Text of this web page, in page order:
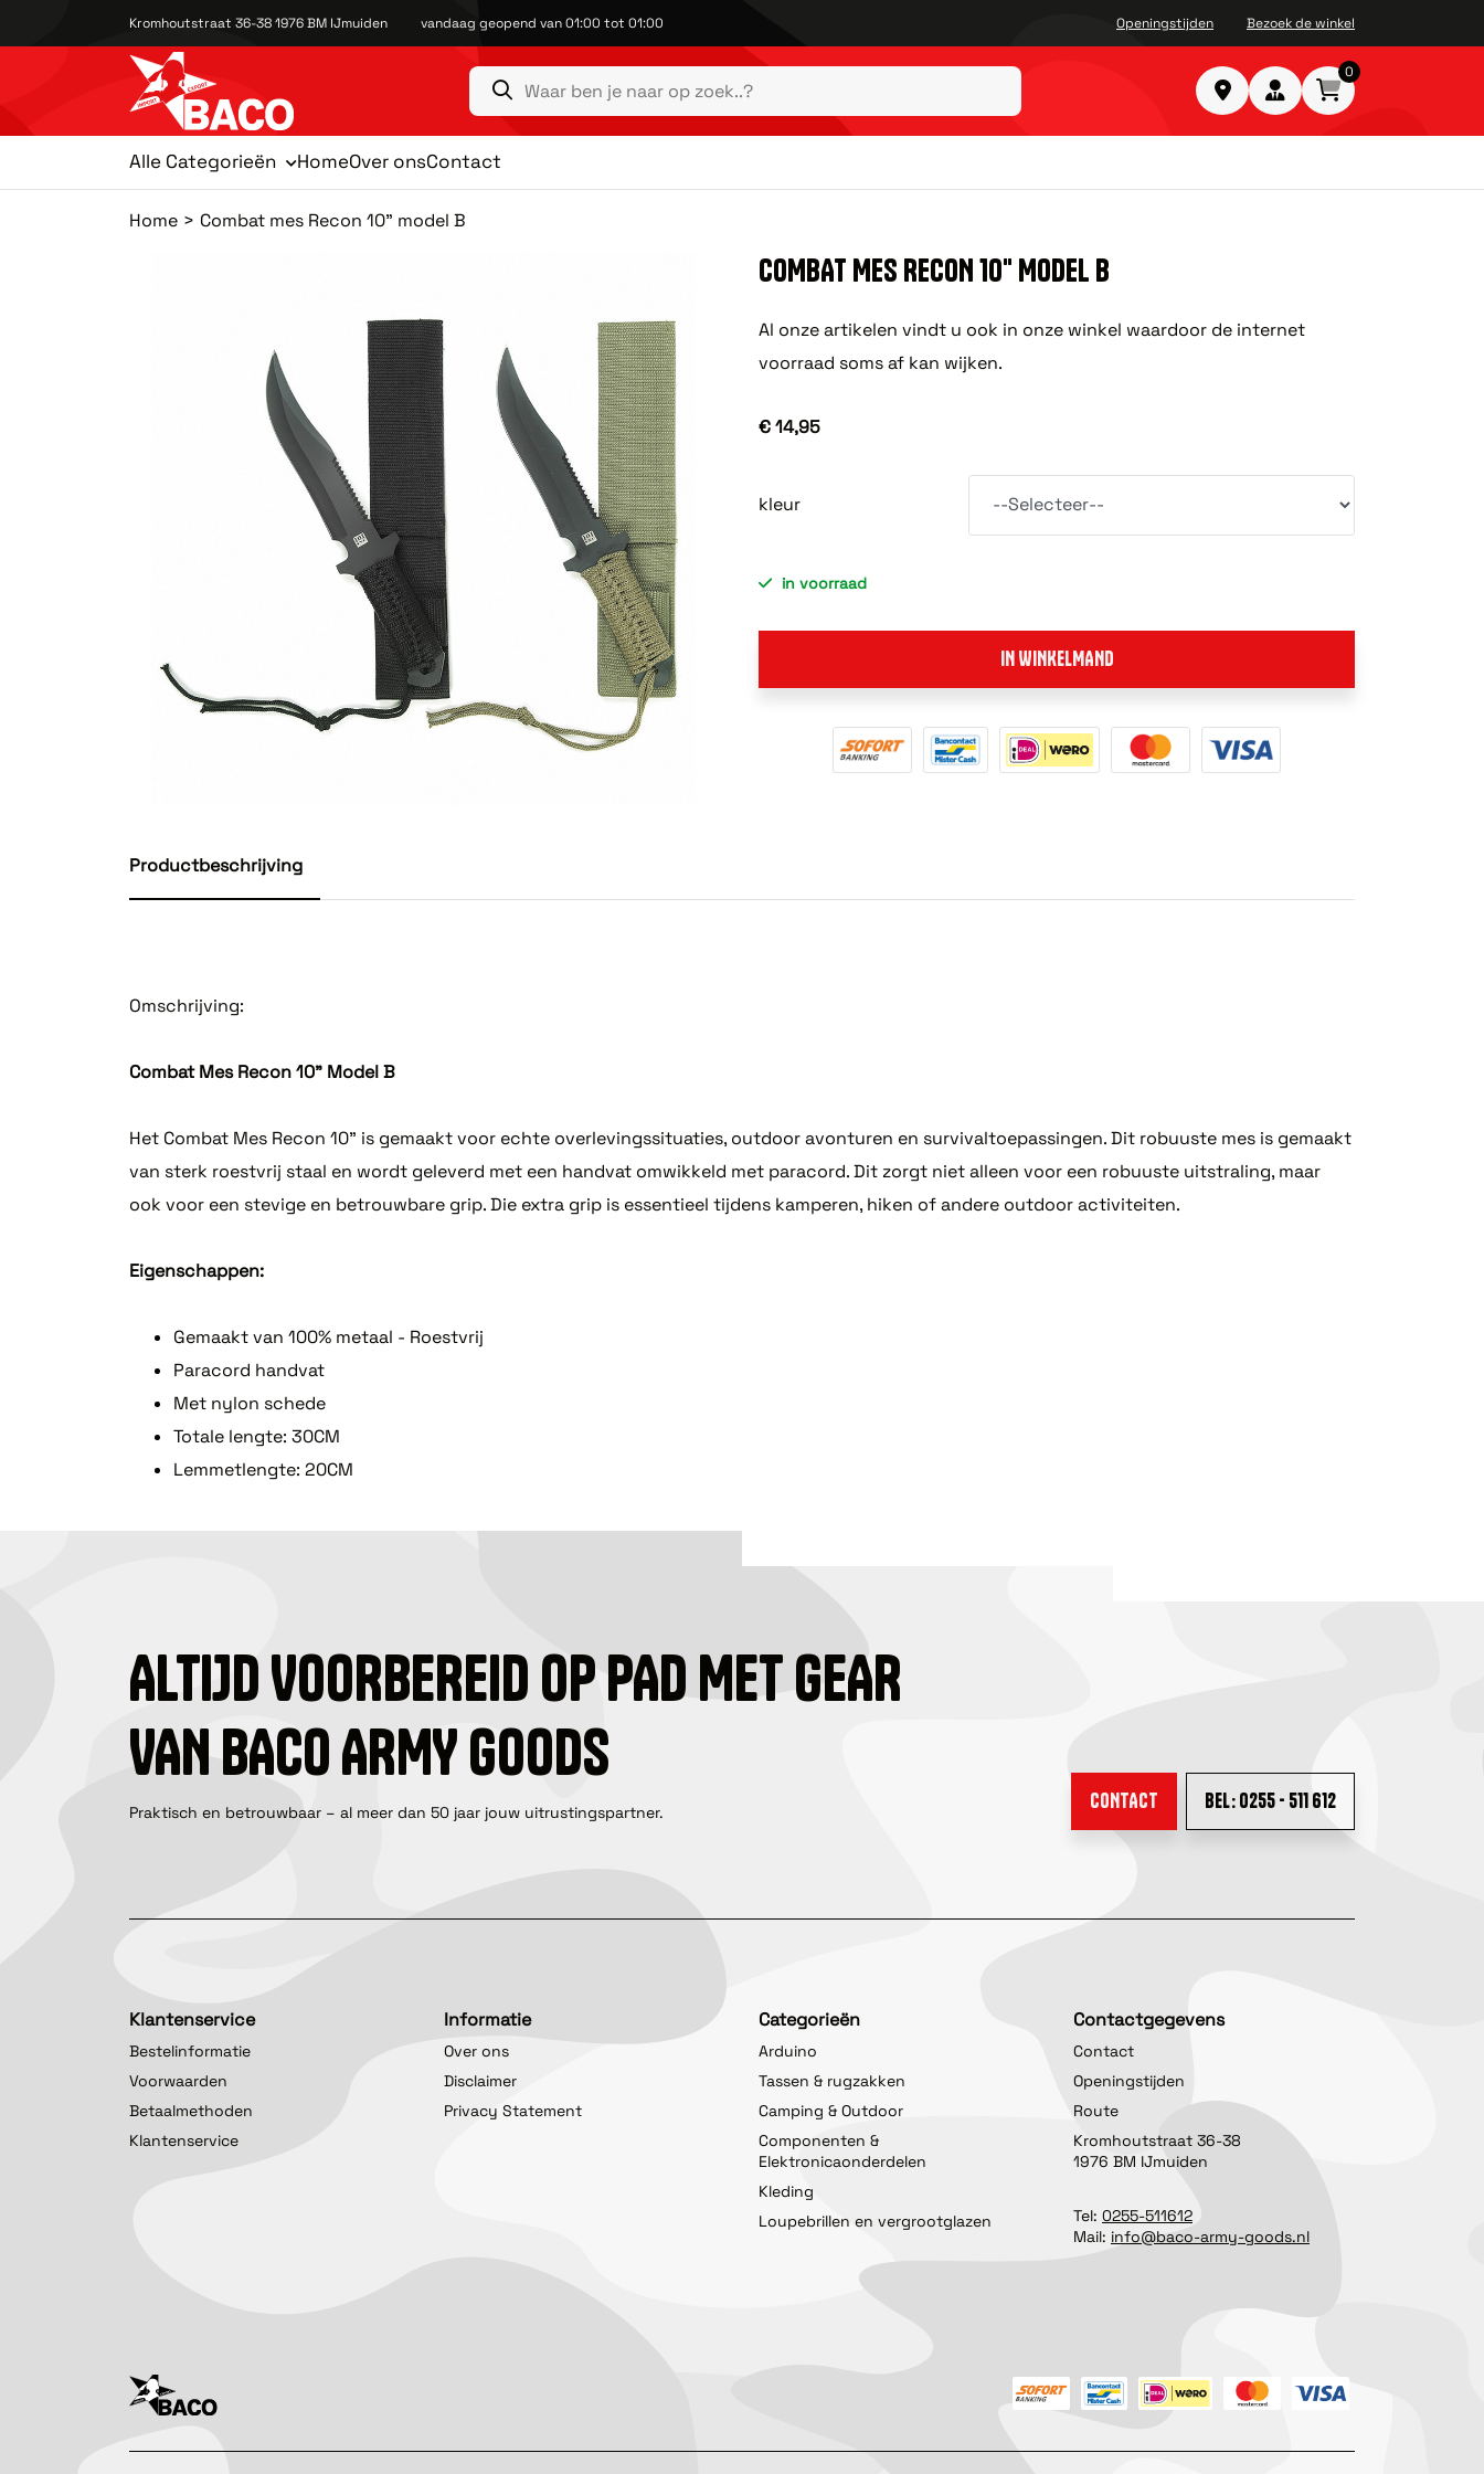
Kromhoutstraat 36-38 1976 BM IJmuiden vandaag geopend van 01:00 tot 01:00 Openingstijden Bezoek de winkel
0
Alle Categorieën HomeOver onsContact
Home Combat mes Recon 10" model B
COMBAT MES RECON 10" MODEL B
Al onze artikelen vindt u ook in onze winkel waardoor de internet
voorraad soms af kan wijken.
€ 14,95
kleur
in voorraad
IN WINKELMAND
Productbeschrijving
Omschrijving:
Combat Mes Recon 10" Model B
Het Combat Mes Recon 10" is gemaakt voor echte overlevingssituaties, outdoor avonturen en survivaltoepassingen. Dit robuuste mes is gemaakt
van sterk roestvrij staal en wordt geleverd met een handvat omwikkeld met paracord. Dit zorgt niet alleen voor een robuuste uitstraling, maar
ook voor een stevige en betrouwbare grip. Die extra grip is essentieel tijdens kamperen, hiken of andere outdoor activiteiten.
Eigenschappen:
Gemaakt van 100% metaal - Roestvrij
Paracord handvat
Met nylon schede
Totale lengte: 30CM
Lemmetlengte: 20CM
ALTIJD VOORBEREID OP PAD MET GEAR
VAN BACO ARMY GOODS
Praktisch en betrouwbaar – al meer dan 50 jaar jouw uitrustingspartner. CONTACT BEL: 0255 - 511 612
Klantenservice
Bestelinformatie
Voorwaarden
Betaalmethoden
Klantenservice
Informatie
Over ons
Disclaimer
Privacy Statement
Categorieën
Arduino
Tassen & rugzakken
Camping & Outdoor
Componenten &
Elektronicaonderdelen
Kleding
Loupebrillen en vergrootglazen
Contactgegevens
Contact
Openingstijden
Route
Kromhoutstraat 36-38
1976 BM IJmuiden
Tel: 0255-511612
Mail: info@baco-army-goods.nl